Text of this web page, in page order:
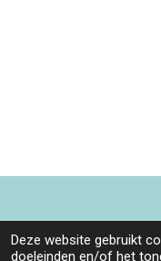
Deze website gebruikt
doeleinden en/of het
JouwWeb